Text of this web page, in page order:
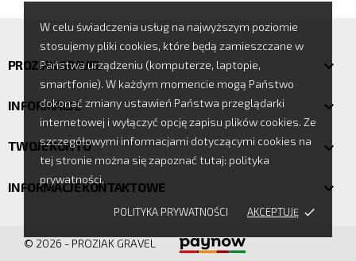
W celu świadczenia usług na najwyższym poziomie
stosujemy pliki cookies, które będą zamieszczane w
Państwa urządzeniu (komputerze, laptopie,
smartfonie). W każdym momencie mogą Państwo
dokonać zmiany ustawień Państwa przeglądarki
internetowej i wyłączyć opcję zapisu plików cookies. Ze
szczegółowymi informacjami dotyczącymi cookies na
tej stronie można się zapoznać tutaj: polityka
prywatności.
POLITYKA PRYWATNOŚCI AKCEPTUJĘ done
PROZIAK GRAVEL 
INFORMACJE 
TWOJE KONTO 
INFORMACJE KONTAKTOWE 
© 2026 - PROZIAK GRAVEL